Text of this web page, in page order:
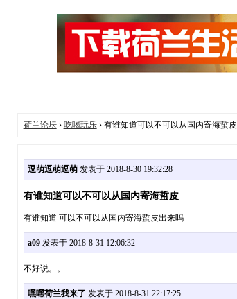
荷兰论坛› 吃喝玩乐› 有谁知道可以不可以从国内寄海蜇皮
逗萌逗萌逗萌发表于 2018-8-30 19:32:28
有谁知道可以不可以从国内寄海蜇皮
有谁知道 可以不可以从国内寄海蜇皮出来吗
a09发表于 2018-8-31 12:06:32
不好说。。
嘿嘿荷兰我来了 发表于 2018-8-31 22:17:25